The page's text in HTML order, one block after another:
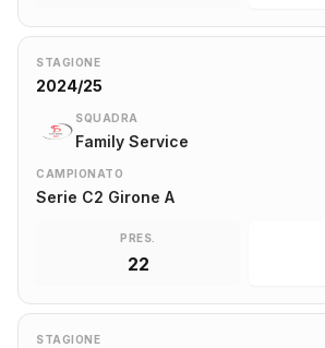
STAGIONE
2024/25
SQUADRA
Family Service
CAMPIONATO
Serie C2 Girone A
PRES.
22
STAGIONE